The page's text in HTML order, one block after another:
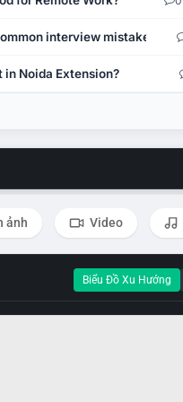
interview mistakes?
in Noida Extension?
ảnh Video
Biểu Đồ Xu Hướng